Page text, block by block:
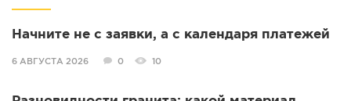
Начните не с заявки, а с календаря платежей
6 АВГУСТА 2026 0 10